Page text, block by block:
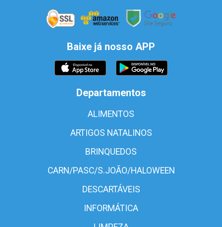
Baixe já nosso APP
Departamentos
ALIMENTOS
ARTIGOS NATALINOS
BRINQUEDOS
CARN/PASC/S.JOÃO/HALOWEEN
DESCARTÁVEIS
INFORMÁTICA